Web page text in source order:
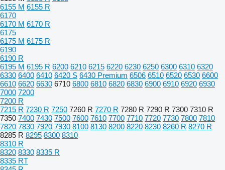
6155 M 6155 R
6170
6170 M 6170 R
6175
6175 M 6175 R
6190
6190 R
6195 M 6195 R 6200 6210 6215 6220 6230 6250 6300 6310 6320
6330 6400 6410 6420 S 6430 Premium 6506 6510 6520 6530 6600
6610 6620 6630 6710 6800 6810 6820 6830 6900 6910 6920 6930
7000 7200
7200 R
7215 R 7230 R 7250 7260 R 7270 R 7280 R 7290 R 7300 7310 R
7350 7400 7430 7500 7600 7610 7700 7710 7720 7730 7800 7810
7820 7830 7920 7930 8100 8130 8200 8220 8230 8260 R 8270 R
8285 R 8295 8300 8310
8310 R
8320 8330 8335 R
8335 RT